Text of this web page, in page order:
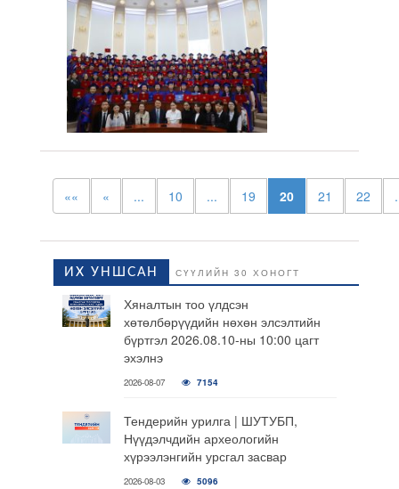
«« « ... 10 ... 19 20 21 22
ИХ УНШСАН СҮҮЛИЙН 30 ХОНОГТ
Хяналтын тоо үлдсэн
хөтөлбөрүүдийн нөхөн элсэлтийн
бүртгэл 2026.08.10-ны 10:00 цагт
эхэлнэ
2026-08-07 7154
Тендерийн урилга | ШУТУБП,
Нүүдэлчдийн археологийн
хүрээлэнгийн урсгал засвар
2026-08-03 5096